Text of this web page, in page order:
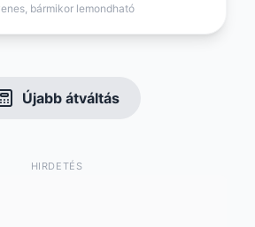
bármikor lemondható
Újabb átváltás
HIRDETÉS